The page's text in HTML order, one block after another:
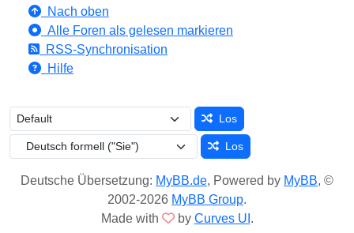
Nach oben
Alle Foren als gelesen markieren
RSS-Synchronisation
Hilfe
Los
Los
Deutsche Übersetzung: MyBB.de, Powered by MyBB, ©
2002-2026 MyBB Group.
Made with
by Curves UI .